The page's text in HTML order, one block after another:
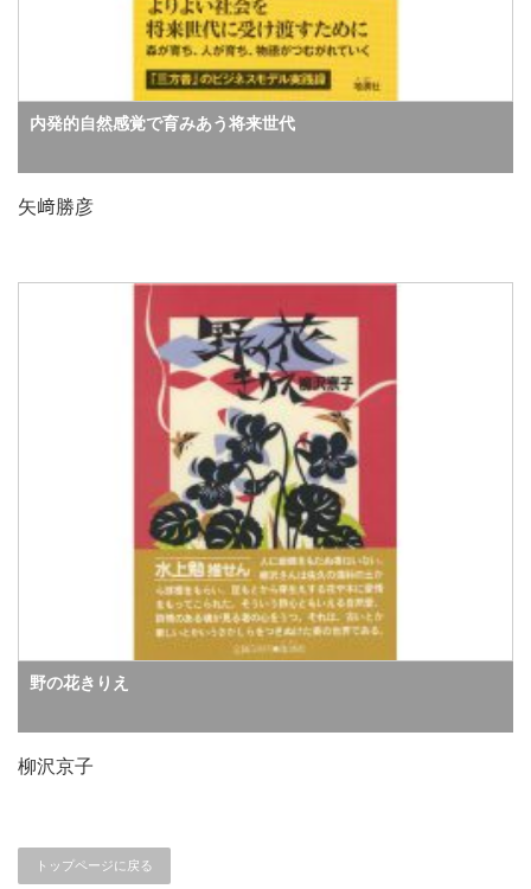
内発的自然感覚で育みあう将来世代
矢﨑勝彦
野の花きりえ
柳沢京子
トップページに戻る